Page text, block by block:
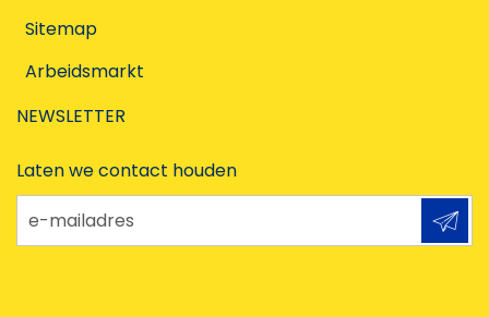
Sitemap
Arbeidsmarkt
NEWSLETTER
Laten we contact houden
e-mailadres